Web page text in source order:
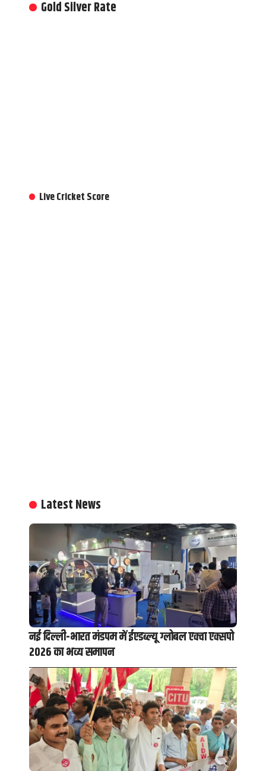
Gold Silver Rate
Live Cricket Score
Latest News
नई दिल्ली-भारत मंडपम में ईएडब्ल्यू ग्लोबल एक्वा एक्सपो
2026 का भव्य समापन